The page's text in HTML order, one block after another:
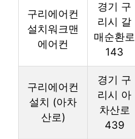
구리에어컨
설치워크맨
에어컨
경기 구
리시 갈
매순환로
143
구리에어컨
설치 (아차
산로)
경기 구
리시 아
차산로
439